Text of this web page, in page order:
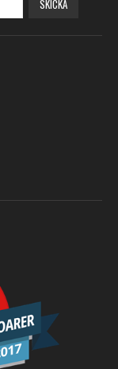
SKICKA